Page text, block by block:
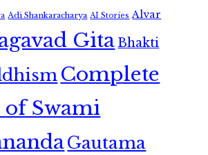
Adi Shankaracharya AI Stories Alvar
GitaBhakti
Complete
Swami
Gautama